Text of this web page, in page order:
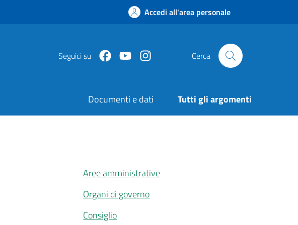
Accedi all'area personale
Seguici su FacebookYoutubeInstagram Cerca
Documenti e dati Tutti gli argomenti
Aree amministrative
Organi di governo
Consiglio